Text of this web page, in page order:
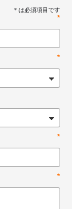
まらず、活用状
き指針の参考と
*
*
*
*